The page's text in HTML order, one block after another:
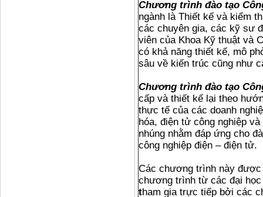
Chương trình đào tạo
ngành là Thiết kế và kiểm
các chuyên gia, các kỹ sư
viên của Khoa Kỹ thuật và
có khả năng thiết kế, mô
sâu về kiến trúc cũng như
Chương trình đào tạo
cấp và thiết kế lại theo
thực tế của các doanh
hóa, điện tử công nghiệp
nhúng nhằm đáp ứng cho
công nghiệp điện – điện tử.
Các chương trình này
chương trình từ các đại
tham gia trực tiếp bởi các